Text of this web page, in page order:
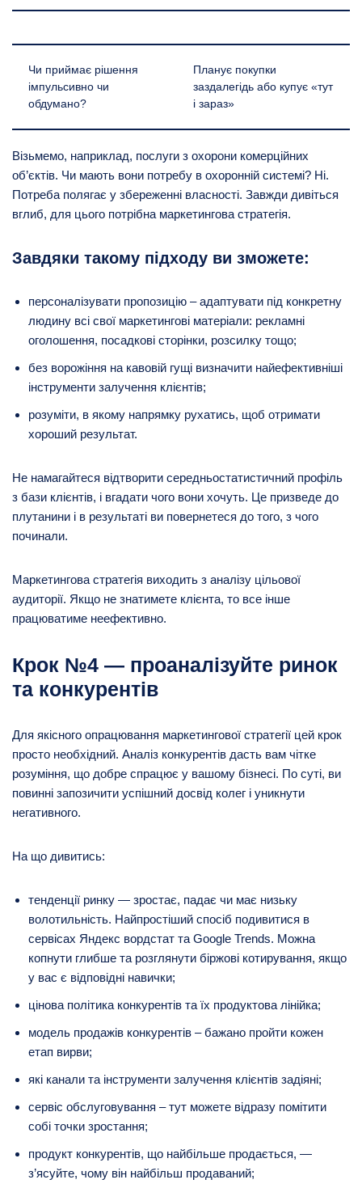
Чи приймає рішення
імпульсивно чи
обдумано?
Планує покупки
заздалегідь або купує «тут
і зараз»
Візьмемо, наприклад, послуги з охорони комерційних
об’єктів. Чи мають вони потребу в охоронній системі? Ні.
Потреба полягає у збереженні власності. Завжди дивіться
вглиб, для цього потрібна маркетингова стратегія.
Завдяки такому підходу ви зможете:
персоналізувати пропозицію – адаптувати під конкретну
людину всі свої маркетингові матеріали: рекламні
оголошення, посадкові сторінки, розсилку тощо;
без ворожіння на кавовій гущі визначити найефективніші
інструменти залучення клієнтів;
розуміти, в якому напрямку рухатись, щоб отримати
хороший результат.
Не намагайтеся відтворити середньостатистичний профіль
з бази клієнтів, і вгадати чого вони хочуть. Це призведе до
плутанини і в результаті ви повернетеся до того, з чого
починали.
Маркетингова стратегія виходить з аналізу цільової
аудиторії. Якщо не знатимете клієнта, то все інше
працюватиме неефективно.
Крок №4 — проаналізуйте ринок
та конкурентів
Для якісного опрацювання маркетингової стратегії цей крок
просто необхідний. Аналіз конкурентів дасть вам чітке
розуміння, що добре спрацює у вашому бізнесі. По суті, ви
повинні запозичити успішний досвід колег і уникнути
негативного.
На що дивитись:
тенденції ринку — зростає, падає чи має низьку
волотильність. Найпростіший спосіб подивитися в
сервісах Яндекс вордстат та Google Trends. Можна
копнути глибше та розглянути біржові котирування, якщо
у вас є відповідні навички;
цінова політика конкурентів та їх продуктова лінійка;
модель продажів конкурентів – бажано пройти кожен
етап вирви;
які канали та інструменти залучення клієнтів задіяні;
сервіс обслуговування – тут можете відразу помітити
собі точки зростання;
продукт конкурентів, що найбільше продається, —
з’ясуйте, чому він найбільш продаваний;